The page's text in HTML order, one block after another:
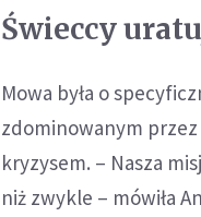
Świeccy
Mowa była o
zdominowanym
kryzysem. – Nasza
niż zwykle – mówiła